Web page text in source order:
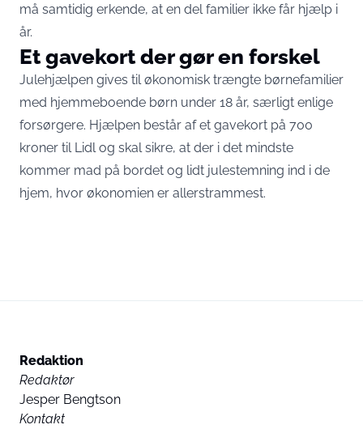
må samtidig erkende, at en del familier ikke får hjælp i
år.
Et gavekort der gør en forskel
Julehjælpen gives til økonomisk trængte børnefamilier
med hjemmeboende børn under 18 år, særligt enlige
forsørgere. Hjælpen består af et gavekort på 700
kroner til Lidl og skal sikre, at der i det mindste
kommer mad på bordet og lidt julestemning ind i de
hjem, hvor økonomien er allerstrammest.
Redaktion
Redaktør
Jesper Bengtson
Kontakt